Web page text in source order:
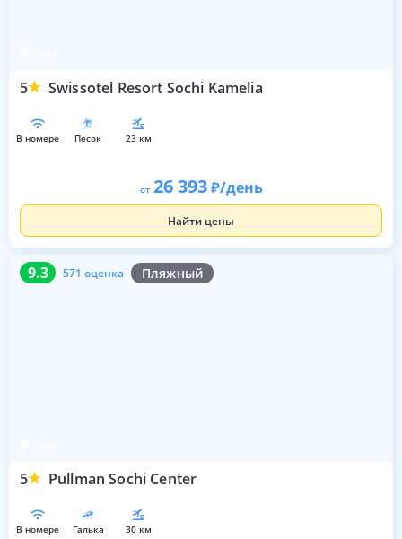
5 Swissotel Resort Sochi Kamelia
в номере песок 23 км
от 26 393 /день
Найти цены
9.3 571 оценка Пляжный
5 Pullman Sochi Center
9.3 571 оценка
в номере галька 30 км